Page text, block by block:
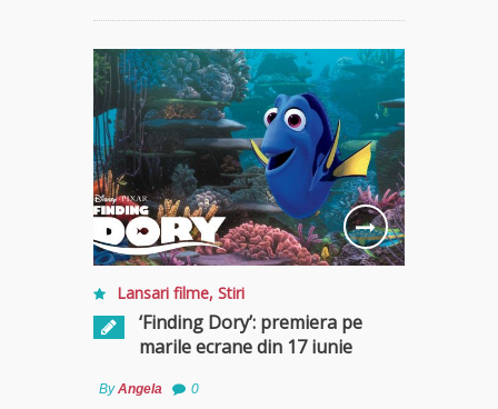
Lansari filme, Stiri
‘Finding Dory’: premiera pe
marile ecrane din 17 iunie
ByAngela 0